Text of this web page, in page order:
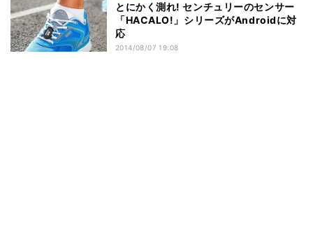
とにかく測れ! センチュリーのセンサー
「HACALO!」シリーズがAndroidに対
応
2014/08/07 19:08